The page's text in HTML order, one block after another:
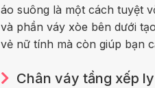
áo suông là một cách tuyệt
và phần váy xòe bên dưới
vẻ nữ tính mà còn giúp bạn
Chân váy tầng xếp ly